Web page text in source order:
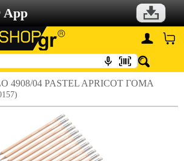
App
4908/04 PASTEL APRICOT ΓΟΜΑ